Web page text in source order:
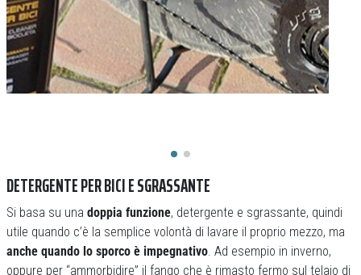
DETERGENTE PER BICI E SGRASSANTE
Si basa su una doppia funzione, detergente e sgrassante, quindi
utile quando c’è la semplice volontà di lavare il proprio mezzo, ma
anche quando lo sporco è impegnativo. Ad esempio in inverno,
oppure per “ammorbidire” il fango che è rimasto fermo sul telaio di